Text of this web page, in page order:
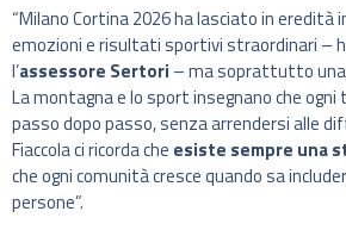
“Milano Cortina 2026 ha lasciato in
emozioni e risultati sportivi straordinari –
l’assessore Sertori – ma soprattutto una
La montagna e lo sport insegnano che ogni
passo dopo passo, senza arrendersi alle
Fiaccola ci ricorda che esiste sempre una
che ogni comunità cresce quando sa
persone”.